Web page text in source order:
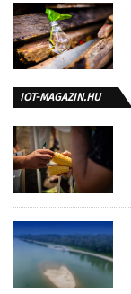
IOT-MAGAZIN.HU